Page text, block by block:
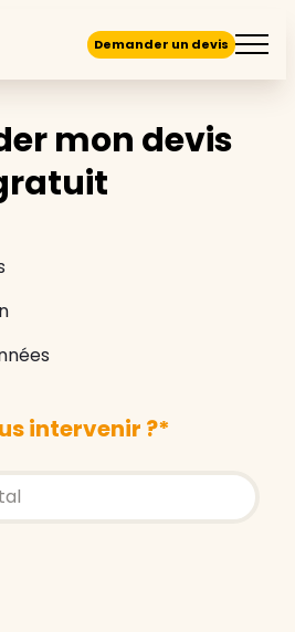
Demander un devis
mon devis
intervenir ?*
- Autocompletion